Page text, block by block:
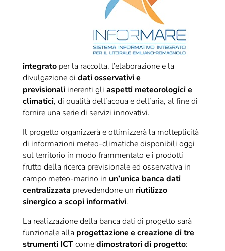
integratoper la raccolta, l’elaborazione e la
divulgazione di dati osservativi e
previsionaliinerenti gli aspetti meteorologici e
climatici, di qualità dell’acqua e dell’aria, al fine di
fornire una serie di servizi innovativi.
Il progetto organizzerà e ottimizzerà la molteplicità
di informazioni meteo-climatiche disponibili oggi
sul territorio in modo frammentato e i prodotti
frutto della ricerca previsionale ed osservativa in
campo meteo-marino in un’unica banca dati
centralizzata prevedendone un riutilizzo
sinergico a scopi informativi.
La realizzazione della banca dati di progetto sarà
funzionale alla progettazione e creazione di tre
strumenti ICTcomedimostratori di progetto: